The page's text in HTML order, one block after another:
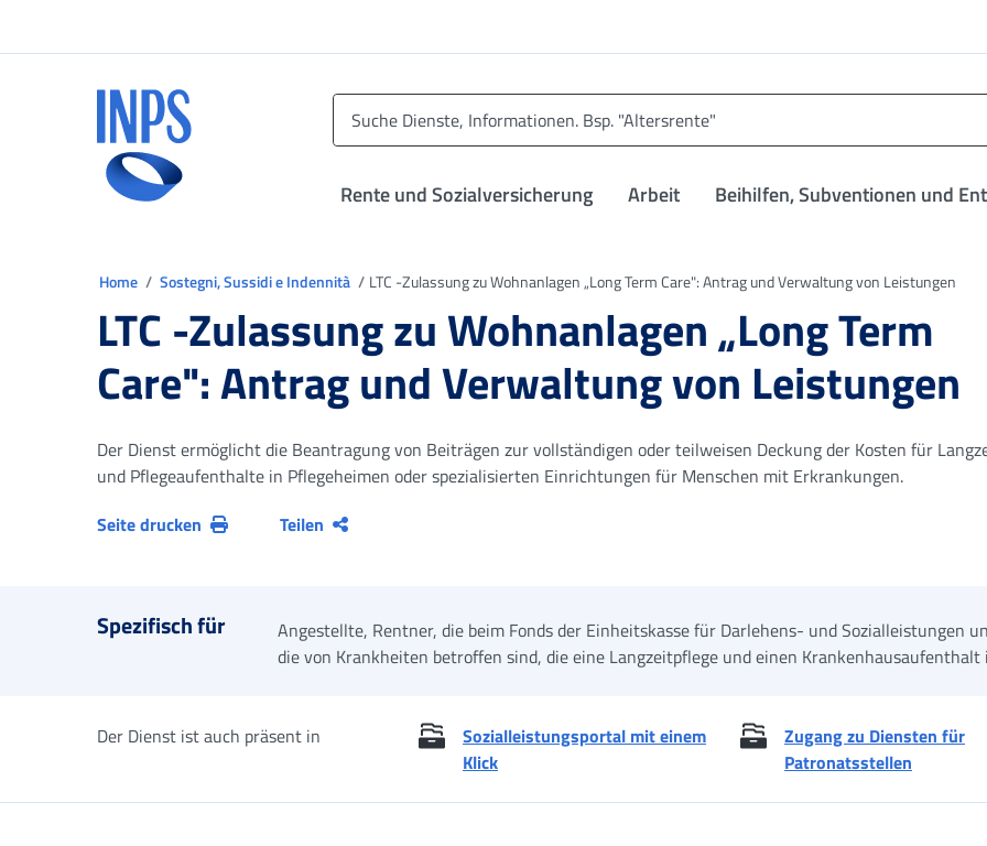
Rente und Sozialversicherung Arbeit Beihilfen, Subventionen und
Home Sostegni, Sussidi e Indennità LTC -Zulassung zu Wohnanlagen „Long Term Care": Antrag und Verwaltung von Leistungen
LTC -Zulassung zu Wohnanlagen „Long Term
Care": Antrag und Verwaltung von Leistungen
Der Dienst ermöglicht die Beantragung von Beiträgen zur vollständigen oder teilweisen Deckung der Kosten für
und Pflegeaufenthalte in Pflegeheimen oder spezialisierten Einrichtungen für Menschen mit Erkrankungen.
Seite drucken
Teilen
Spezifisch für
Angestellte, Rentner, die beim Fonds der Einheitskasse für Darlehens- und Sozialleistungen
die von Krankheiten betroffen sind, die eine Langzeitpflege und einen Krankenhausaufenthalt
Der Dienst ist auch präsent in
Sozialleistungsportal mit einem
Klick
Zugang zu Diensten für
Patronatsstellen